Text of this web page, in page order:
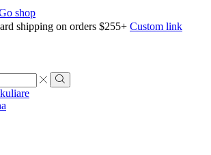
shop
shipping on orders $255+ Custom link
Search